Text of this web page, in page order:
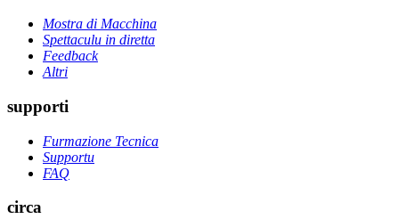
Mostra di Macchina
Spettaculu in diretta
Feedback
Altri
supporti
Furmazione Tecnica
Supportu
FAQ
circa